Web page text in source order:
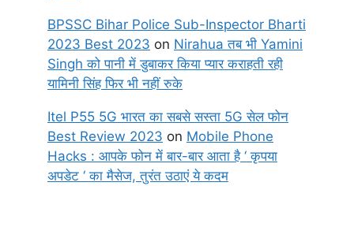
BPSSC Bihar Police Sub-Inspector Bharti
2023 Best 2023 on Nirahua तब भी Yamini
Singh को पानी में डुबाकर किया प्यार कराहती रही
यामिनी सिंह फिर भी नहीं रुके
Itel P55 5G भारत का सबसे सस्ता 5G सेल फोन
Best Review 2023 on Mobile Phone
Hacks : आपके फोन में बार-बार आता है ‘ कृपया
अपडेट ‘ का मैसेज, तुरंत उठाएं ये कदम